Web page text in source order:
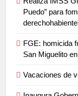
Puedo” para
FGE: homicida
San Miguelito
Vacaciones de